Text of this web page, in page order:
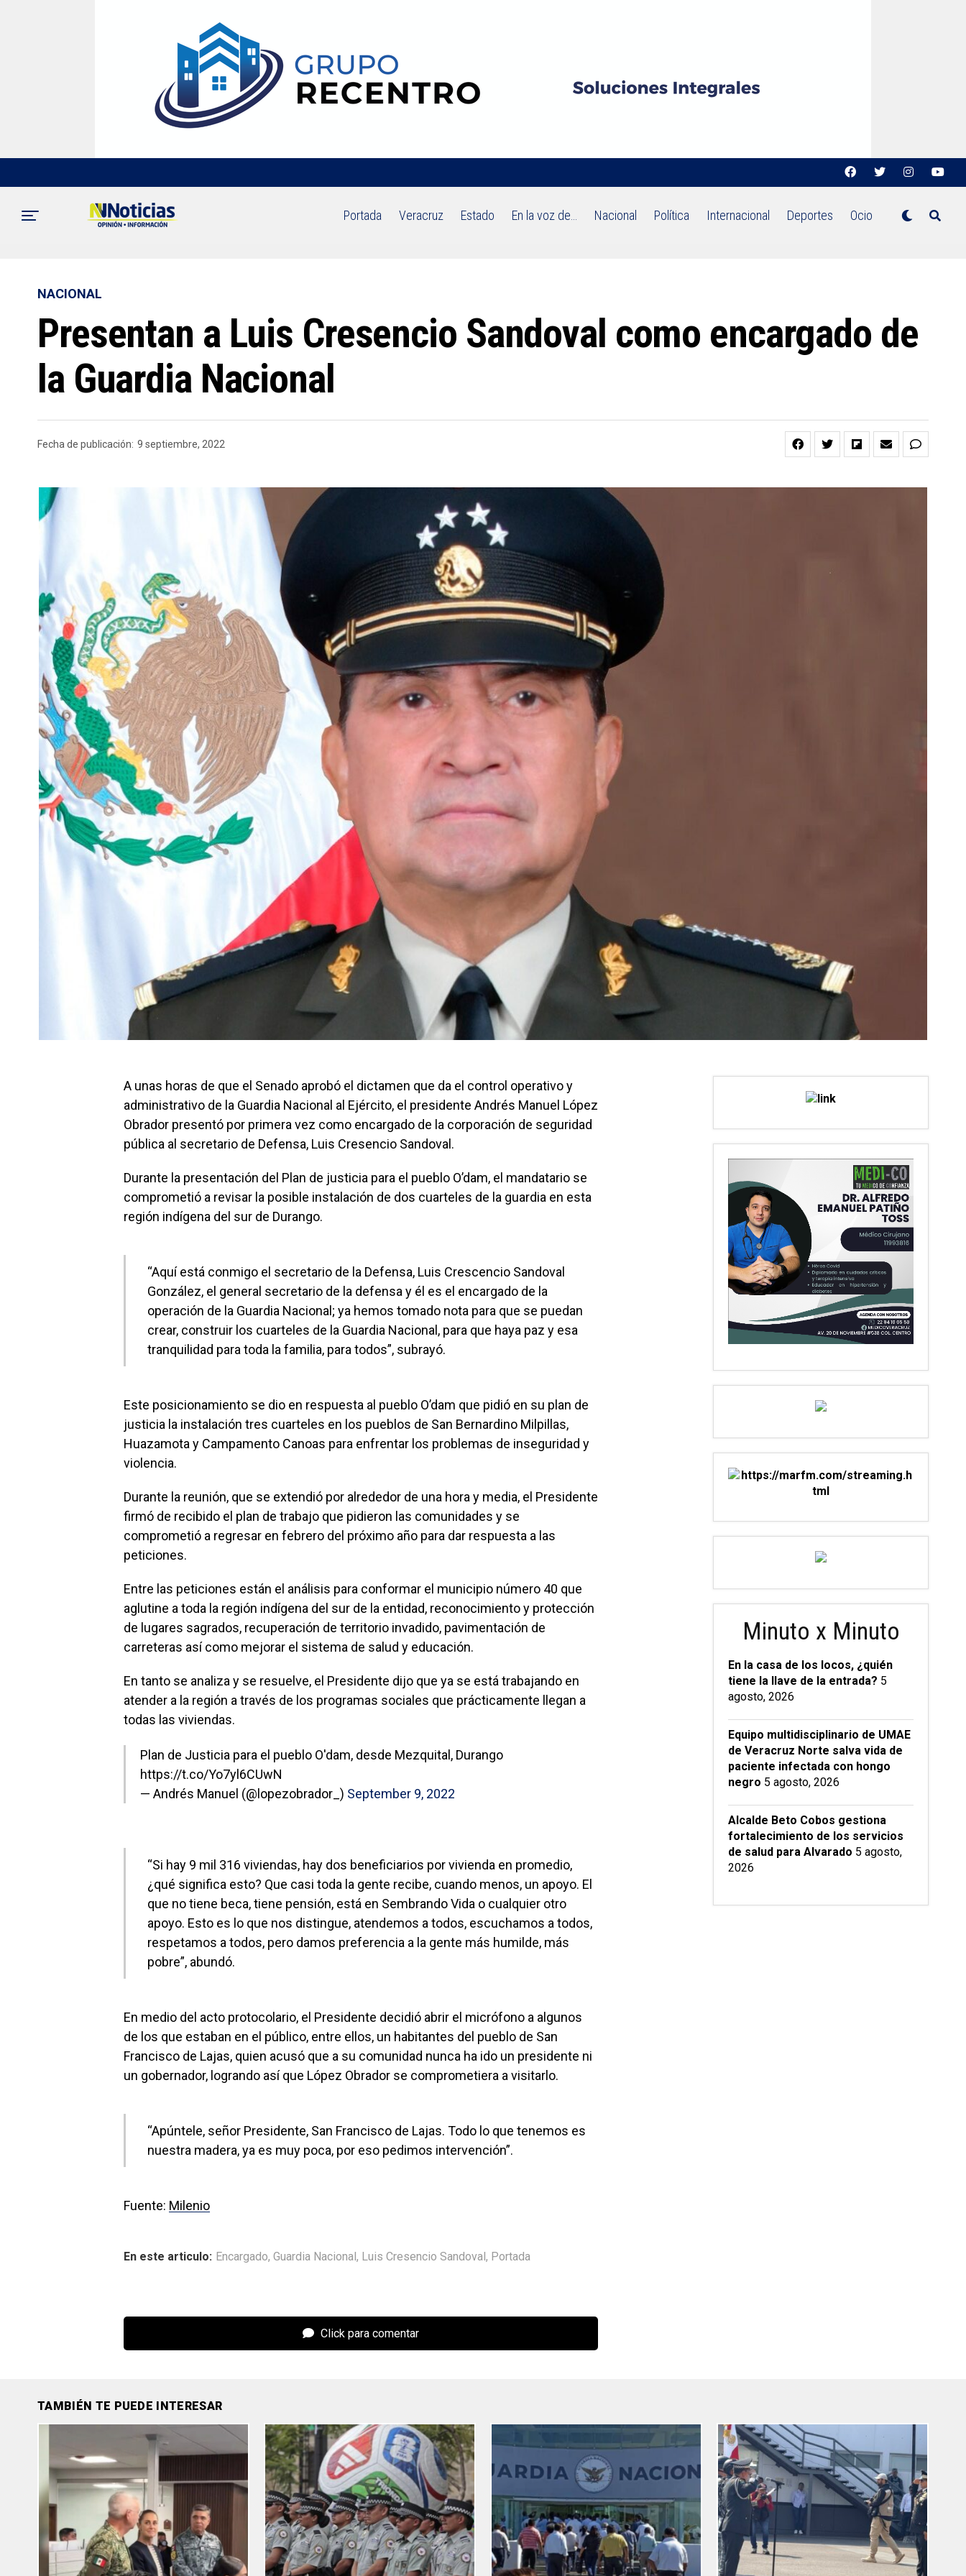
Portada Veracruz Estado En la voz de… Nacional Política Internacional Deportes Ocio
NACIONAL
Presentan a Luis Cresencio Sandoval como encargado de
la Guardia Nacional
Fecha de publicación: 9 septiembre, 2022
A unas horas de que el Senado aprobó el dictamen que da el control operativo y
administrativo de la Guardia Nacional al Ejército, el presidente Andrés Manuel López
Obrador presentó por primera vez como encargado de la corporación de seguridad
pública al secretario de Defensa, Luis Cresencio Sandoval.
Durante la presentación del Plan de justicia para el pueblo O’dam, el mandatario se
comprometió a revisar la posible instalación de dos cuarteles de la guardia en esta
región indígena del sur de Durango.
“Aquí está conmigo el secretario de la Defensa, Luis Crescencio Sandoval
González, el general secretario de la defensa y él es el encargado de la
operación de la Guardia Nacional; ya hemos tomado nota para que se puedan
crear, construir los cuarteles de la Guardia Nacional, para que haya paz y esa
tranquilidad para toda la familia, para todos”, subrayó.
Este posicionamiento se dio en respuesta al pueblo O’dam que pidió en su plan de
justicia la instalación tres cuarteles en los pueblos de San Bernardino Milpillas,
Huazamota y Campamento Canoas para enfrentar los problemas de inseguridad y
violencia.
Durante la reunión, que se extendió por alrededor de una hora y media, el Presidente
firmó de recibido el plan de trabajo que pidieron las comunidades y se
comprometió a regresar en febrero del próximo año para dar respuesta a las
peticiones.
Entre las peticiones están el análisis para conformar el municipio número 40 que
aglutine a toda la región indígena del sur de la entidad, reconocimiento y protección
de lugares sagrados, recuperación de territorio invadido, pavimentación de
carreteras así como mejorar el sistema de salud y educación.
En tanto se analiza y se resuelve, el Presidente dijo que ya se está trabajando en
atender a la región a través de los programas sociales que prácticamente llegan a
todas las viviendas.
Plan de Justicia para el pueblo O'dam, desde Mezquital, Durango
https://t.co/Yo7yl6CUwN
— Andrés Manuel (@lopezobrador_) September 9, 2022
“Si hay 9 mil 316 viviendas, hay dos beneficiarios por vivienda en promedio,
¿qué significa esto? Que casi toda la gente recibe, cuando menos, un apoyo. El
que no tiene beca, tiene pensión, está en Sembrando Vida o cualquier otro
apoyo. Esto es lo que nos distingue, atendemos a todos, escuchamos a todos,
respetamos a todos, pero damos preferencia a la gente más humilde, más
pobre”, abundó.
En medio del acto protocolario, el Presidente decidió abrir el micrófono a algunos
de los que estaban en el público, entre ellos, un habitantes del pueblo de San
Francisco de Lajas, quien acusó que a su comunidad nunca ha ido un presidente ni
un gobernador, logrando así que López Obrador se comprometiera a visitarlo.
“Apúntele, señor Presidente, San Francisco de Lajas. Todo lo que tenemos es
nuestra madera, ya es muy poca, por eso pedimos intervención”.
​Fuente: Milenio
En este articulo: Encargado, Guardia Nacional, Luis Cresencio Sandoval, Portada
Click para comentar
Minuto x Minuto
En la casa de los locos, ¿quién
tiene la llave de la entrada? 5
agosto, 2026
Equipo multidisciplinario de UMAE
de Veracruz Norte salva vida de
paciente infectada con hongo
negro 5 agosto, 2026
Alcalde Beto Cobos gestiona
fortalecimiento de los servicios
de salud para Alvarado 5 agosto,
2026
TAMBIÉN TE PUEDE INTERESAR